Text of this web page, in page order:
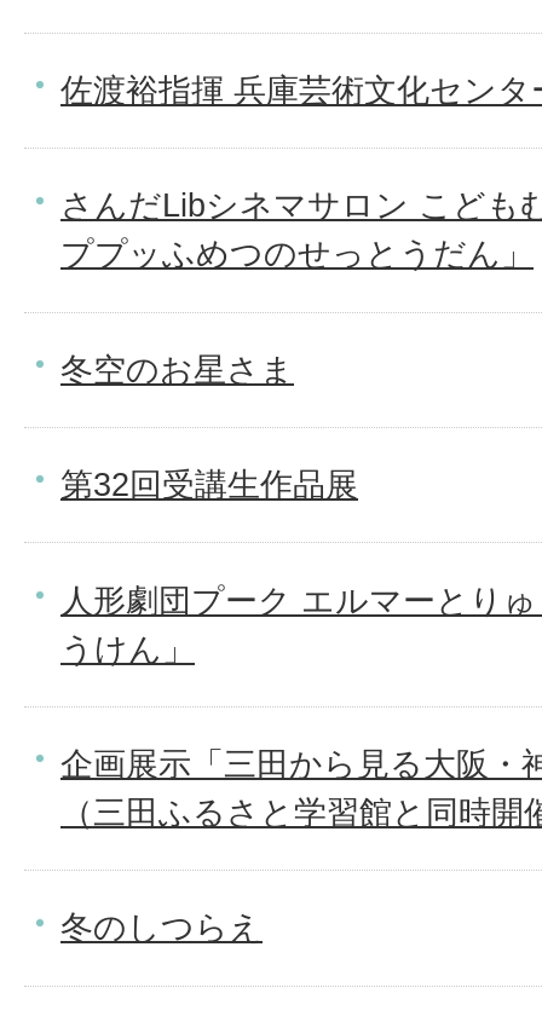
佐渡裕指揮 兵庫芸術文化セン
さんだLibシネマサロン こども
ププッふめつのせっとうだん」
冬空のお星さま
第32回受講生作品展
人形劇団プーク エルマーとり
うけん」
企画展示「三田から見る大阪・
（三田ふるさと学習館と同時開
冬のしつらえ